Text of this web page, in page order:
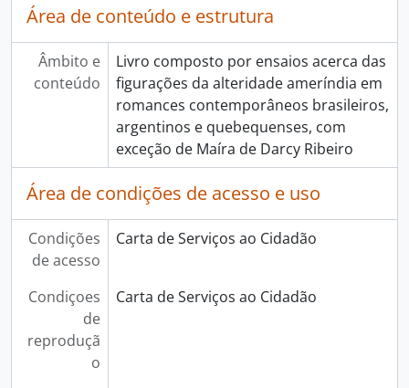
Área de conteúdo e estrutura
Âmbito e
conteúdo
Livro composto por ensaios acerca das
figurações da alteridade ameríndia em
romances contemporâneos brasileiros,
argentinos e quebequenses, com
exceção de Maíra de Darcy Ribeiro
Área de condições de acesso e uso
Condições
de acesso
Carta de Serviços ao Cidadão
Condiçoes
de
reproduçã
o
Carta de Serviços ao Cidadão